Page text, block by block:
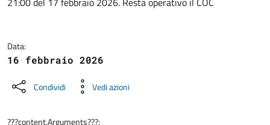
Data:
16 febbraio 2026
Condividi Vedi azioni
???content.Arguments???: